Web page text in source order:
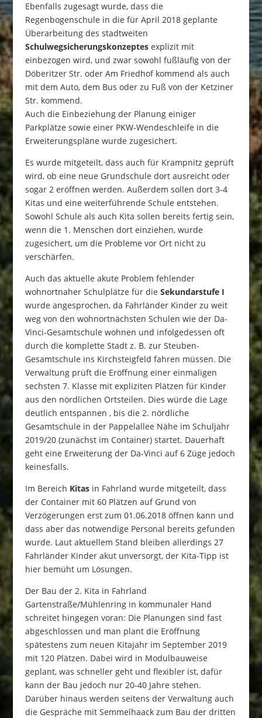
Ebenfalls zugesagt wurde, dass die
Regenbogenschule in die für April 2018 geplante
Überarbeitung des stadtweiten
Schulwegsicherungskonzeptesexplizit mit
einbezogen wird, und zwar sowohl fußläufig von der
Döberitzer Str. oder Am Friedhof kommend als auch
mit dem Auto, dem Bus oder zu Fuß von der Ketziner
Str. kommend.
Auch die Einbeziehung der Planung einiger
Parkplätze sowie einer PKW-Wendeschleife in die
Erweiterungspläne wurde zugesichert.
Es wurde mitgeteilt, dass auch für Krampnitz geprüft
wird, ob eine neue Grundschule dort ausreicht oder
sogar 2 eröffnen werden. Außerdem sollen dort 3-4
Kitas und eine weiterführende Schule entstehen.
Sowohl Schule als auch Kita sollen bereits fertig sein,
wenn die 1. Menschen dort einziehen, wurde
zugesichert, um die Probleme vor Ort nicht zu
verschärfen.
Auch das aktuelle akute Problem fehlender
wohnortnaher Schulplätze für die Sekundarstufe I
wurde angesprochen, da Fahrländer Kinder zu weit
weg von den wohnortnächsten Schulen wie der Da-
Vinci-Gesamtschule wohnen und infolgedessen oft
durch die komplette Stadt z. B. zur Steuben-
Gesamtschule ins Kirchsteigfeld fahren müssen. Die
Verwaltung prüft die Eröffnung einer einmaligen
sechsten 7. Klasse mit expliziten Plätzen für Kinder
aus den nördlichen Ortsteilen. Dies würde die Lage
deutlich entspannen , bis die 2. nördliche
Gesamtschule in der Pappelallee Nähe im Schuljahr
2019/20 (zunächst im Container) startet. Dauerhaft
geht eine Erweiterung der Da-Vinci auf 6 Züge jedoch
keinesfalls.
Im Bereich Kitasin Fahrland wurde mitgeteilt, dass
der Container mit 60 Plätzen auf Grund von
Verzögerungen erst zum 01.06.2018 öffnen kann und
dass aber das notwendige Personal bereits gefunden
wurde. Laut aktuellem Stand bleiben allerdings 27
Fahrländer Kinder akut unversorgt, der Kita-Tipp ist
hier bemüht um Lösungen.
Der Bau der 2. Kita in Fahrland
Gartenstraße/Mühlenring in kommunaler Hand
schreitet hingegen voran: Die Planungen sind fast
abgeschlossen und man plant die Eröffnung
spätestens zum neuen Kitajahr im September 2019
mit 120 Plätzen. Dabei wird in Modulbauweise
geplant, was schneller geht und flexibler ist, dafür
kann der Bau jedoch nur 20-40 Jahre stehen.
Darüber hinaus werden seitens der Verwaltung auch
die Gespräche mit Semmelhaack zum Bau der dritten